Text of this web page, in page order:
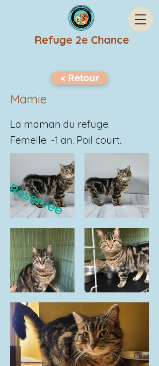
Refuge 2e Chance
< Retour
Mamie
La maman du refuge.
Femelle. ~1 an. Poil court.